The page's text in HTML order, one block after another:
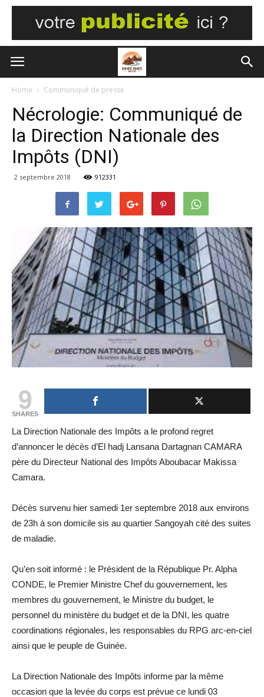
Home Communiqué de presse
Nécrologie: Communiqué de
la Direction Nationale des
Impôts (DNI)
2 septembre 2018 912331
9
SHARES
La Direction Nationale des Impôts a le profond regret
d’annoncer le décès d’El hadj Lansana Dartagnan CAMARA
père du Directeur National des Impôts Aboubacar Makissa
Camara.
Décès survenu hier samedi 1er septembre 2018 aux environs
de 23h à son domicile sis au quartier Sangoyah cité des suites
de maladie.
Qu’en soit informé : le Président de la République Pr. Alpha
CONDE, le Premier Ministre Chef du gouvernement, les
membres du gouvernement, le Ministre du budget, le
personnel du ministère du budget et de la DNI, les quatre
coordinations régionales, les responsables du RPG arc-en-ciel
ainsi que le peuple de Guinée.
La Direction Nationale des Impôts informe par la même
occasion que la levée du corps est prévue ce lundi 03